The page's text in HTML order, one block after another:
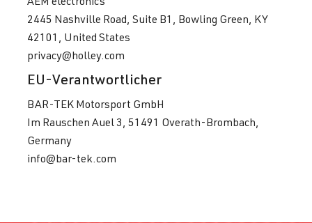
2445 Nashville Road, Suite B1, Bowling Green, KY
42101, United States
privacy@holley.com
EU-Verantwortlicher
BAR-TEK Motorsport GmbH
Im Rauschen Auel 3, 51491 Overath-Brombach,
Germany
info@bar-tek.com